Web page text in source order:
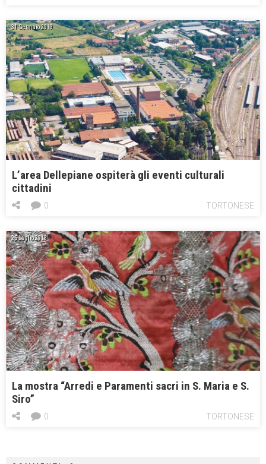
31 Gennaio 2019
L’area Dellepiane ospiterà gli eventi culturali
cittadini
TORTONESE
0
25 Luglio 2019
La mostra “Arredi e Paramenti sacri in S. Maria e S.
Siro”
TORTONESE
0